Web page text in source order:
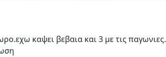
καψει βεβαια και 3 με τις παγωνιες.